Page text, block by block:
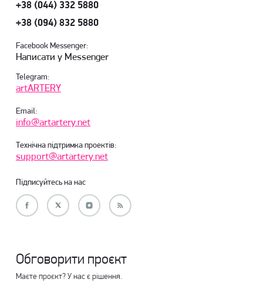
+38 (044) 332 5880
+38 (094) 832 5880
Facebook Messenger:
Написати у Messenger
Telegram:
artARTERY
Email:
info@artartery.net
Технічна підтримка проектів:
support@artartery.net
Підписуйтесь на нас
Обговорити проєкт
Маєте проєкт? У нас є рішення.